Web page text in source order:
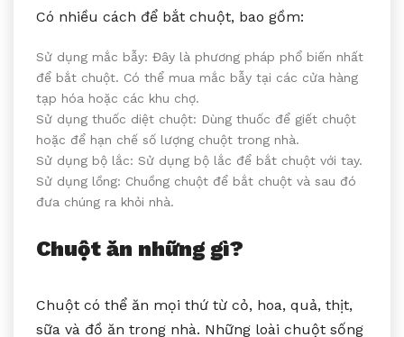
Có nhiều cách để bắt chuột, bao gồm:
Sử dụng mắc bẫy: Đây là phương pháp phổ biến nhất
để bắt chuột. Có thể mua mắc bẫy tại các cửa hàng
tạp hóa hoặc các khu chợ.
Sử dụng thuốc diệt chuột: Dùng thuốc để giết chuột
hoặc để hạn chế số lượng chuột trong nhà.
Sử dụng bộ lắc: Sử dụng bộ lắc để bắt chuột với tay.
Sử dụng lồng: Chuồng chuột để bắt chuột và sau đó
đưa chúng ra khỏi nhà.
Chuột ăn những gì?
Chuột có thể ăn mọi thứ từ cỏ, hoa, quả, thịt,
sữa và đồ ăn trong nhà. Những loài chuột sống